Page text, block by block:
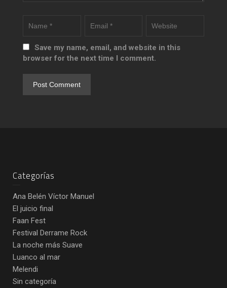
Save my name, email, and website in this
browser for the next time I comment.
Categorías
Ana Belén Víctor Manuel
El juicio final
Faan Fest
Festival Derrame Rock
La noche más Suave
Luanco al mar
Melendi
Sin categoría